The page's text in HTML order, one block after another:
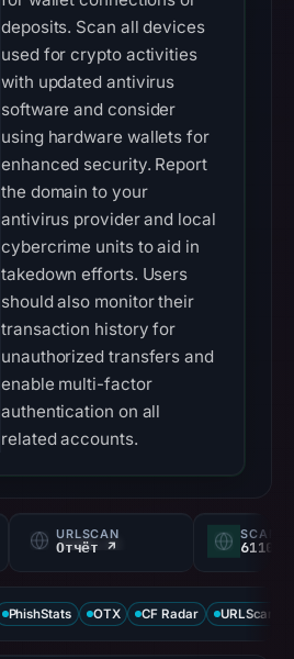
deposits. Scan all devices
used for crypto activities
with updated antivirus
software and consider
using hardware wallets for
enhanced security. Report
the domain to your
antivirus provider and local
cybercrime units to aid in
takedown efforts. Users
should also monitor their
transaction history for
unauthorized transfers and
enable multi-factor
authentication on all
related accounts.
URLSCAN
Отчёт ↗ 61100/
PhishStats OTX CF Radar URLScan